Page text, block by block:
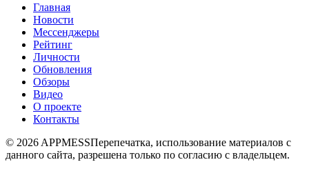
Главная
Новости
Мессенджеры
Рейтинг
Личности
Обновления
Обзоры
Видео
О проекте
Контакты
© 2026 APPMESSПерепечатка, использование материалов с
данного сайта, разрешена только по согласию с владельцем.